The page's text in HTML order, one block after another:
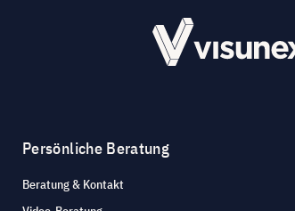
Persönliche Beratung
Beratung & Kontakt